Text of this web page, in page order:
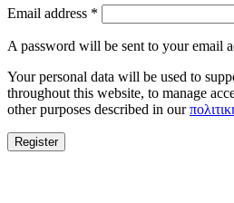
Email address *
A password will be sent to your email
Your personal data will be used to
throughout this website, to manage
other purposes described in our
Register